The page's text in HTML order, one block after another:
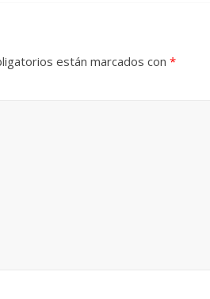
están marcados con *